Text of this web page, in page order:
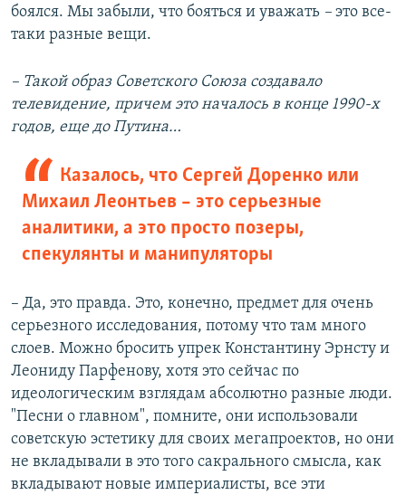
боялся. Мы забыли, что бояться и уважать – это все-
таки разные вещи.
– Такой образ Советского Союза создавало
телевидение, причем это началось в конце 1990-х
годов, еще до Путина…
Казалось, что Сергей Доренко или
Михаил Леонтьев – это серьезные
аналитики, а это просто позеры,
спекулянты и манипуляторы
– Да, это правда. Это, конечно, предмет для очень
серьезного исследования, потому что там много
слоев. Можно бросить упрек Константину Эрнсту и
Леониду Парфенову, хотя это сейчас по
идеологическим взглядам абсолютно разные люди.
"Песни о главном", помните, они использовали
советскую эстетику для своих мегапроектов, но они
не вкладывали в это того сакрального смысла, как
вкладывают новые империалисты, все эти